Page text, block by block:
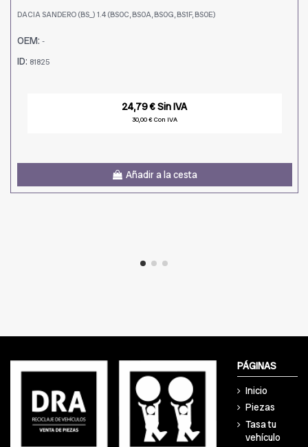
DACIA SANDERO (BS_) 1.4 (BS0C, BS0A, BS0G, BS1F, BS0E)
OEM: -
ID: 81825
24,79 € Sin IVA
30,00 € Con IVA
Añadir a la cesta
PÁGINAS
Inicio
Piezas
Tasa tu
vehículo